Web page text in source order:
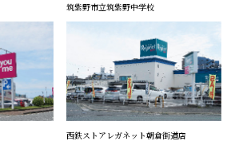
筑紫野市立筑紫野中学校
西鉄ストアレガネット朝倉街道店